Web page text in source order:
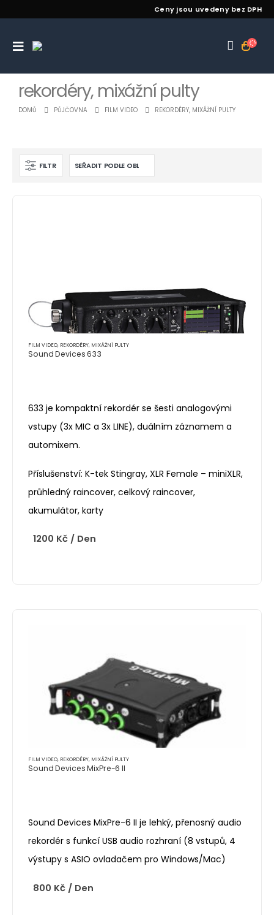
Ceny jsou uvedeny bez DPH
rekordéry, mixážní pulty
DOMŮ PŮJČOVNA FILM VIDEO REKORDÉRY, MIXÁŽNÍ PULTY
FILTR
FILM VIDEO, REKORDÉRY, MIXÁŽNÍ PULTY
Sound Devices 633
633 je kompaktní rekordér se šesti analogovými
vstupy (3x MIC a 3x LINE), duálním záznamem a
automixem.
Příslušenství: K-tek Stingray, XLR Female – miniXLR,
průhledný raincover, celkový raincover,
akumulátor, karty
1200 Kč / Den
FILM VIDEO, REKORDÉRY, MIXÁŽNÍ PULTY
Sound Devices MixPre-6 II
Sound Devices MixPre-6 II je lehký, přenosný audio
rekordér s funkcí USB audio rozhraní (8 vstupů, 4
výstupy s ASIO ovladačem pro Windows/Mac)
800 Kč / Den